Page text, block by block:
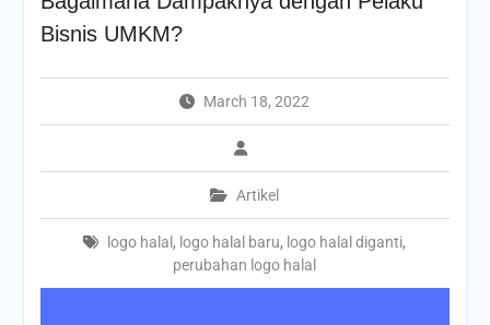
Bisnis UMKM?
March 18, 2022
Artikel
logo halal , logo halal baru, logo halal diganti,
perubahan logo halal